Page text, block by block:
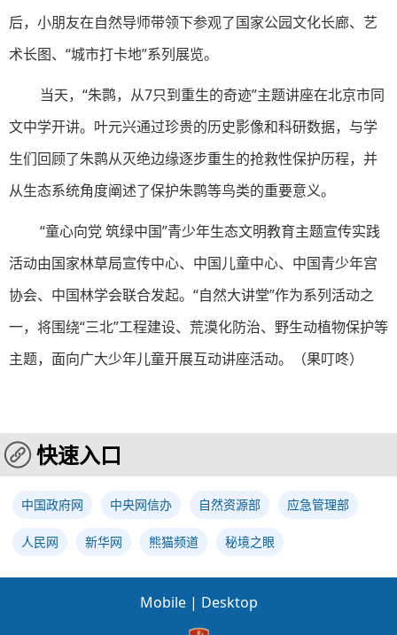
后，小朋友在自然导师带领下参观了国家公园文化长廊、艺
术长图、“城市打卡地”系列展览。
当天，“朱鹮，从7只到重生的奇迹”主题讲座在北京市同
文中学开讲。叶元兴通过珍贵的历史影像和科研数据，与学
生们回顾了朱鹮从灭绝边缘逐步重生的抢救性保护历程，并
从生态系统角度阐述了保护朱鹮等鸟类的重要意义。
“童心向党 筑绿中国”青少年生态文明教育主题宣传实践
活动由国家林草局宣传中心、中国儿童中心、中国青少年宫
协会、中国林学会联合发起。“自然大讲堂”作为系列活动之
一，将围绕“三北”工程建设、荒漠化防治、野生动植物保护等
主题，面向广大少年儿童开展互动讲座活动。（果叮咚）
快速入口
中国政府网 中央网信办 自然资源部 应急管理部
人民网 新华网 熊猫频道 秘境之眼
Mobile | Desktop